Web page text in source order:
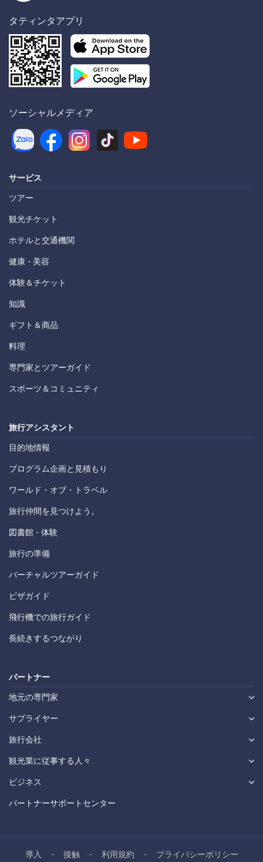
タティンタアプリ
ソーシャルメディア
サービス
ツアー
観光チケット
ホテルと交通機関
健康 - 美容
体験＆チケット
知識
ギフト＆商品
料理
専門家とツアーガイド
スポーツ＆コミュニティ
旅行アシスタント
目的地情報
プログラム企画と見積もり
ワールド・オブ・トラベル
旅行仲間を見つけよう。
図書館 - 体験
旅行の準備
バーチャルツアーガイド
ビザガイド
飛行機での旅行ガイド
長続きするつながり
パートナー
地元の専門家
サプライヤー
旅行会社
観光業に従事する人々
ビジネス
パートナーサポートセンター
導入 接触 利用規約
プライバシーポリシー